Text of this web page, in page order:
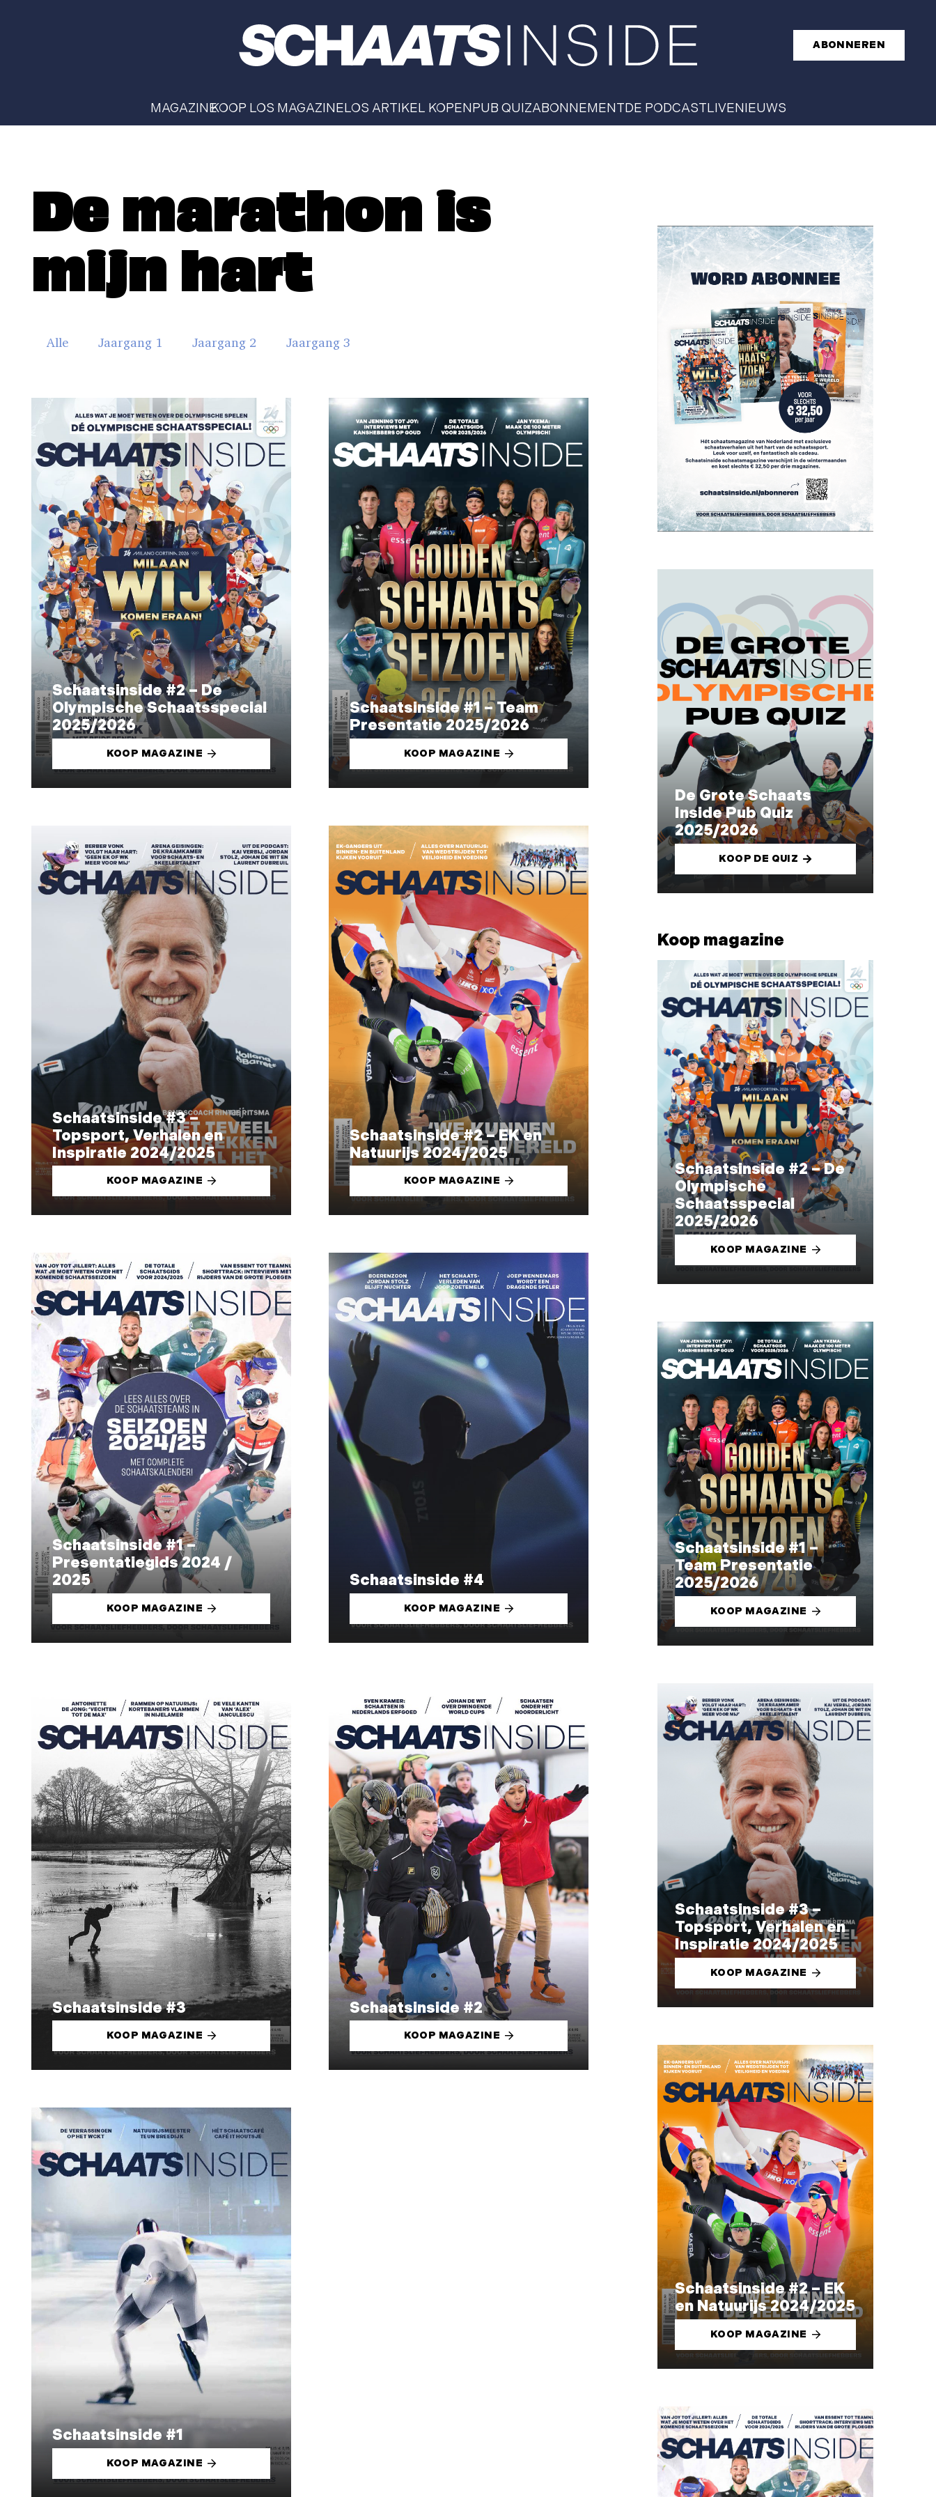
ABONNEREN
MAGAZINEKOOP LOS MAGAZINELOS ARTIKEL KOPENPUB QUIZABONNEMENTDE PODCASTLIVENIEUWS
De marathon is
mijn hart
Alle Jaargang 1 Jaargang 2 Jaargang 3
Schaatsinside #2 – De
Olympische Schaatsspecial
2025/2026
KOOP MAGAZINE
Schaatsinside #1 – Team
Presentatie 2025/2026
KOOP MAGAZINE
Schaatsinside #3 –
Topsport, Verhalen en
Inspiratie 2024/2025
KOOP MAGAZINE
Schaatsinside #2 – EK en
Natuurijs 2024/2025
KOOP MAGAZINE
Schaatsinside #1 –
Presentatiegids 2024 /
2025
KOOP MAGAZINE
Schaatsinside #4
KOOP MAGAZINE
Schaatsinside #3
KOOP MAGAZINE
Schaatsinside #2
KOOP MAGAZINE
Schaatsinside #1
KOOP MAGAZINE
De Grote Schaats
Inside Pub Quiz
2025/2026
KOOP DE QUIZ
Koop magazine
Schaatsinside #2 – De
Olympische
Schaatsspecial
2025/2026
KOOP MAGAZINE
Schaatsinside #1 –
Team Presentatie
2025/2026
KOOP MAGAZINE
Schaatsinside #3 –
Topsport, Verhalen en
Inspiratie 2024/2025
KOOP MAGAZINE
Schaatsinside #2 – EK
en Natuurijs 2024/2025
KOOP MAGAZINE